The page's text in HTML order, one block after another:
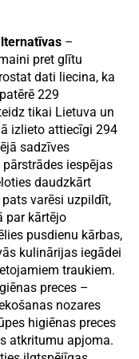
–
pret glītu
dati liecina, ka
229
tikai Lietuva un
izlieto attiecīgi 294
sadzīves
iespējas
daudzkārt
pats varēsi uzpildīt,
par kārtējo
pusdienu kārbas,
kulinārijas iegādei
traukiem.
preces –
nozares
higiēnas preces
atkritumu apjoma.